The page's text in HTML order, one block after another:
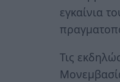
εγκαίνια
Τις